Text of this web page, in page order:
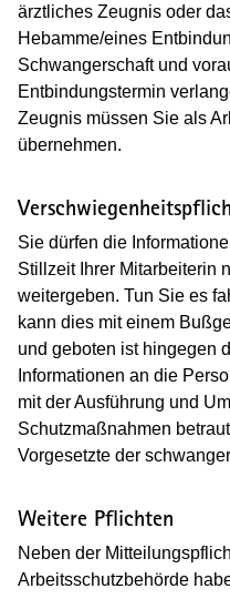
ärztliches Zeugnis oder
Hebamme/eines
Schwangerschaft und
Entbindungstermin
Zeugnis müssen Sie als
übernehmen.
Sie dürfen die
Stillzeit Ihrer Mitarbeiterin
weitergeben. Tun Sie es
kann dies mit einem
und geboten ist hingegen
Informationen an die
mit der Ausführung und
Schutzmaßnahmen
Vorgesetzte der
Weitere Pflichten
Neben der
Arbeitsschutzbehörde